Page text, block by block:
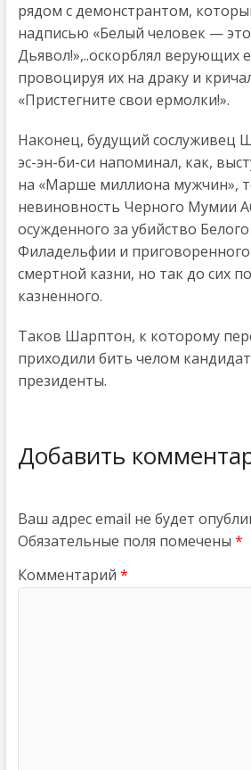
рядом с демонстрантом,
надписью «Белый человек — это
Дьявол!»,..оскорблял верующих
провоцируя их на драку и
«Пристегните свои ермолки!».
Наконец, будущий сослуживец
эс-эн-би-си напоминал, как,
на «Марше миллиона мужчин»,
невиновность Черного Мумии
осужденного за убийство
Филадельфии и приговоренного
смертной казни, но так до сих
казненного.
Таков Шарптон, к которому
приходили бить челом
президенты.
Добавить
Ваш адрес email не будет
Обязательные поля помечены *
Комментарий *